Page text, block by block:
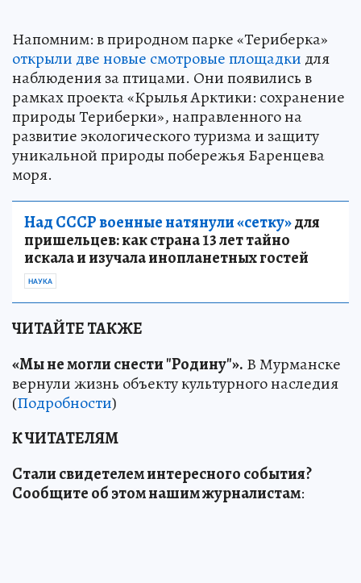
Напомним: в природном парке «Териберка»
открыли две новые смотровые площадки для
наблюдения за птицами. Они появились в
рамках проекта «Крылья Арктики: сохранение
природы Териберки», направленного на
развитие экологического туризма и защиту
уникальной природы побережья Баренцева
моря.
Над СССР военные натянули «сетку»для
пришельцев: как страна 13 лет тайно
искала и изучала инопланетных гостей
НАУКА
ЧИТАЙТЕ ТАКЖЕ
«Мы не могли снести "Родину"». В Мурманске
вернули жизнь объекту культурного наследия
(Подробности)
К ЧИТАТЕЛЯМ
Стали свидетелем интересного события?
Сообщите об этом нашим журналистам: